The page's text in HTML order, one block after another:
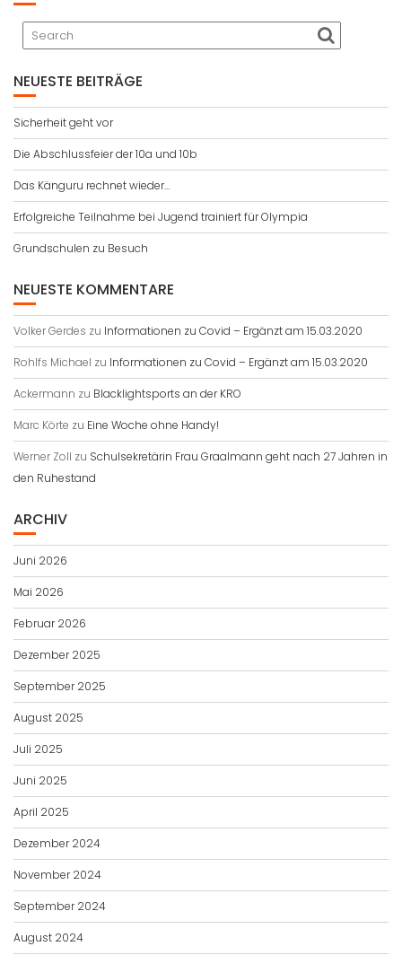
NEUESTE BEITRÄGE
Sicherheit geht vor
Die Abschlussfeier der 10a und 10b
Das Känguru rechnet wieder…
Erfolgreiche Teilnahme bei Jugend trainiert für Olympia
Grundschulen zu Besuch
NEUESTE KOMMENTARE
Volker Gerdes zu Informationen zu Covid – Ergänzt am 15.03.2020
Rohlfs Michael zu Informationen zu Covid – Ergänzt am 15.03.2020
Ackermann zu Blacklightsports an der KRO
Marc Körte zu Eine Woche ohne Handy!
Werner Zoll zu Schulsekretärin Frau Graalmann geht nach 27 Jahren in
den Ruhestand
ARCHIV
Juni 2026
Mai 2026
Februar 2026
Dezember 2025
September 2025
August 2025
Juli 2025
Juni 2025
April 2025
Dezember 2024
November 2024
September 2024
August 2024